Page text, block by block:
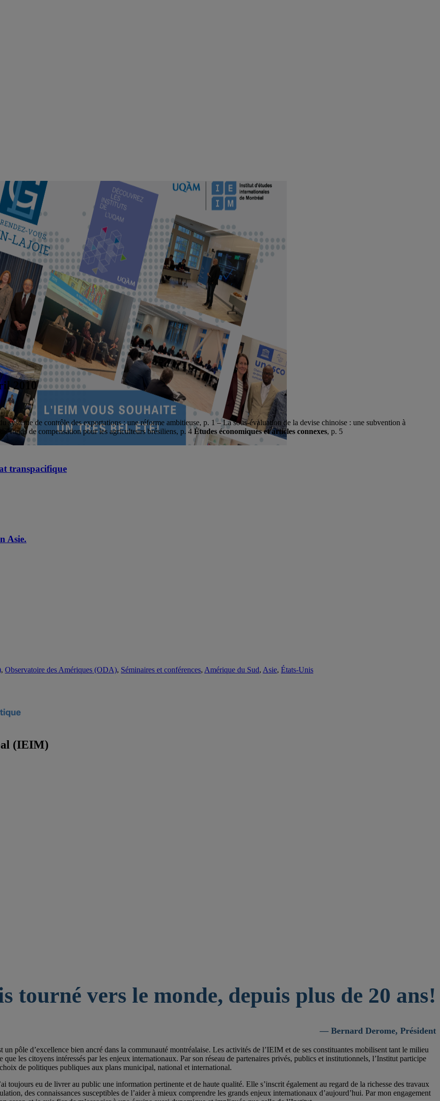
2010
système de contrôle des exportations : une réforme ambitieuse, p. 1 – La sous-évaluation de la devise chinoise : une subvention à
fonds de compensation pour les agriculteurs brésiliens, p. 4 Études économiques et articles connexes, p. 5
transpacifique
Asie.
, Observatoire des Amériques (ODA), Séminaires et conférences, Amérique du Sud, Asie, États-Unis
(IEIM)
vers le monde, depuis plus de 20 ans!
— Bernard Derome, Président
pôle d’excellence bien ancré dans la communauté montréalaise. Les activités de l’IEIM et de ses constituantes mobilisent tant le milieu
les citoyens intéressés par les enjeux internationaux. Par son réseau de partenaires privés, publics et institutionnels, l’Institut participe
de politiques publiques aux plans municipal, national et international.
toujours eu de livrer au public une information pertinente et de haute qualité. Elle s’inscrit également au regard de la richesse des travaux
des connaissances susceptibles de l’aider à mieux comprendre les grands enjeux internationaux d’aujourd’hui. Par mon engagement